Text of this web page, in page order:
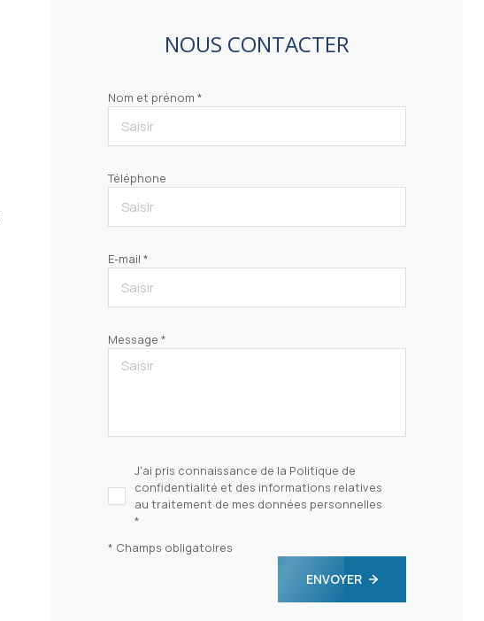
NOUS CONTACTER
Nom et prénom *
Téléphone
E-mail *
Message *
J'ai pris connaissance de la Politique de
confidentialité et des informations relatives
au traitement de mes données personnelles
*
* Champs obligatoires
ENVOYER